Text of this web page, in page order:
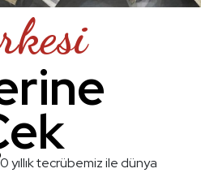
yıllık tecrübemiz ile dünya